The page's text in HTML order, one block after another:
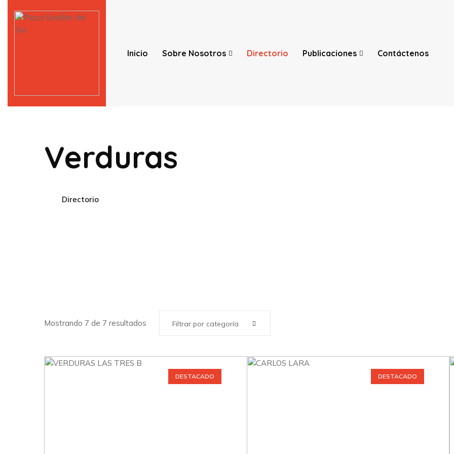
Inicio Sobre Nosotros Directorio Publicaciones Contáctenos
Verduras
Directorio
Mostrando 7 de 7 resultados Filtrar por categoría
DESTACADO DESTACADO